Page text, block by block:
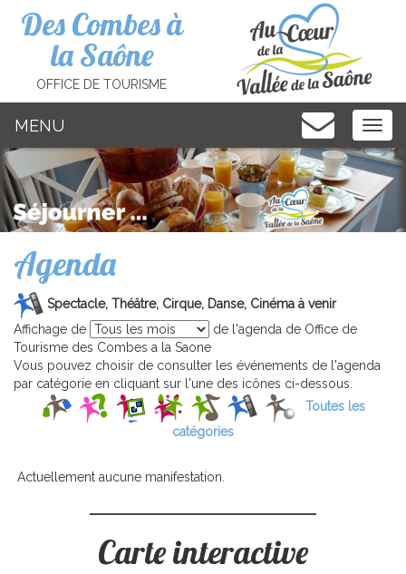
Des Combes à
la Saône
OFFICE DE TOURISME
MENU
Agenda
Spectacle, Théâtre, Cirque, Danse, Cinéma à venir
Affichage de
de l'agenda de Office de
Tourisme des Combes a la Saone
Vous pouvez choisir de consulter les événements de l'agenda
par catégorie en cliquant sur l'une des icônes ci-dessous.
Toutes les
catégories
Actuellement aucune manifestation.
Carte interactive